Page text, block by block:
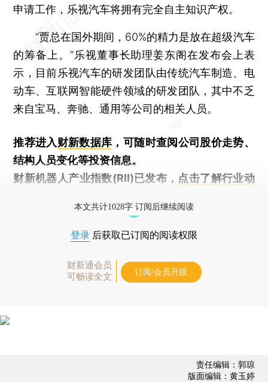
申请工作，乐视汽车将拥有完全自主知识产权。
“贾总在国外期间，60%的精力是放在超级汽车
的筹备上。”乐视董事长助理姜东阁在发布会上表
示，目前乐视汽车的研发团队由传统汽车制造、电
动车、互联网智能硬件领域的研发团队，其中不乏
来自宝马、奔驰、通用等公司的相关人员。
推荐进入财新数据库 ，可随时查阅公司股价走势、
结构人员变化等投资信息。
财新机器人产业指数(RII)已发布， 点击了解行业动
本文共计1028字 订阅后继续阅读
登录 后获取已订阅的阅读权限
财新通会员
可畅读全文
订阅/会员升级
责任编辑：郭琼
版面编辑：黄玉婷